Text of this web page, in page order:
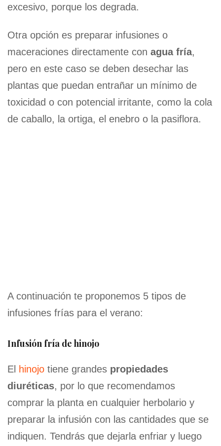
excesivo, porque los degrada.
Otra opción es preparar infusiones o
maceraciones directamente con agua fría,
pero en este caso se deben desechar las
plantas que puedan entrañar un mínimo de
toxicidad o con potencial irritante, como la cola
de caballo, la ortiga, el enebro o la pasiflora.
A continuación te proponemos 5 tipos de
infusiones frías para el verano:
Infusión fría de hinojo
El hinojo tiene grandes propiedades
diuréticas, por lo que recomendamos
comprar la planta en cualquier herbolario y
preparar la infusión con las cantidades que se
indiquen. Tendrás que dejarla enfriar y luego